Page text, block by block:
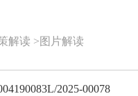
解读 > 图片解读
2025-00078